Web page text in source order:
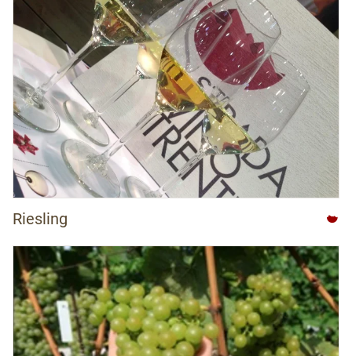
Riesling